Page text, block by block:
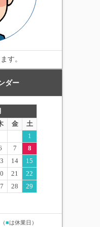
す。
ダー
金
土
1
7
8
14
15
21
22
28
29
（■は休業日）